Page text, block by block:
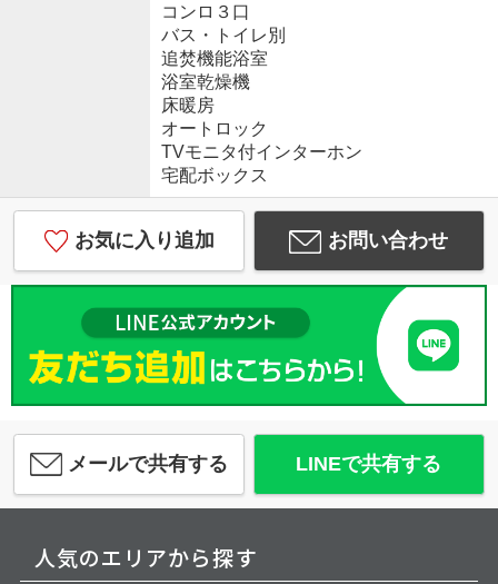
コンロ３口
バス・トイレ別
追焚機能浴室
浴室乾燥機
床暖房
オートロック
TVモニタ付インターホン
宅配ボックス
お気に入り追加 お問い合わせ
メールで共有する LINEで共有する
人気のエリアから探す